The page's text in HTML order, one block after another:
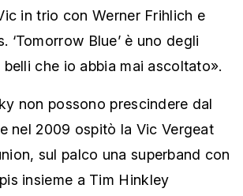
in trio con Werner Frihlich e
‘Tomorrow Blue’ è uno degli
che io abbia mai ascoltato».
non possono prescindere dal
nel 2009 ospitò la Vic Vergeat
sul palco una superband con
insieme a Tim Hinkley